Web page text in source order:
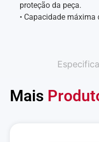
proteção da peça.
• Capacidade máxima
Mais